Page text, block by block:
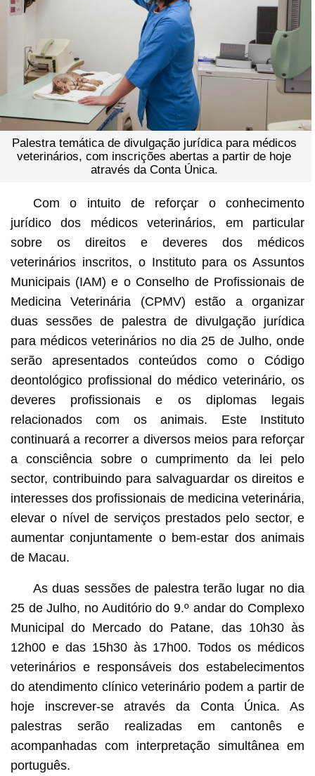
Palestra temática de divulgação jurídica para médicos
veterinários, com inscrições abertas a partir de hoje
através da Conta Única.
Com o intuito de reforçar o conhecimento
jurídico dos médicos veterinários, em particular
sobre os direitos e deveres dos médicos
veterinários inscritos, o Instituto para os Assuntos
Municipais (IAM) e o Conselho de Profissionais de
Medicina Veterinária (CPMV) estão a organizar
duas sessões de palestra de divulgação jurídica
para médicos veterinários no dia 25 de Julho, onde
serão apresentados conteúdos como o Código
deontológico profissional do médico veterinário, os
deveres profissionais e os diplomas legais
relacionados com os animais. Este Instituto
continuará a recorrer a diversos meios para reforçar
a consciência sobre o cumprimento da lei pelo
sector, contribuindo para salvaguardar os direitos e
interesses dos profissionais de medicina veterinária,
elevar o nível de serviços prestados pelo sector, e
aumentar conjuntamente o bem-estar dos animais
de Macau.
As duas sessões de palestra terão lugar no dia
25 de Julho, no Auditório do 9.º andar do Complexo
Municipal do Mercado do Patane, das 10h30 às
12h00 e das 15h30 às 17h00. Todos os médicos
veterinários e responsáveis dos estabelecimentos
do atendimento clínico veterinário podem a partir de
hoje inscrever-se através da Conta Única. As
palestras serão realizadas em cantonês e
acompanhadas com interpretação simultânea em
português.